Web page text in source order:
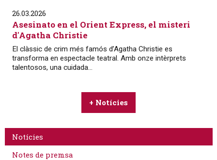
26.03.2026
Asesinato en el Orient Express, el misteri
d'Agatha Christie
El clàssic de crim més famós d’Agatha Christie es
transforma en espectacle teatral. Amb onze intèrprets
talentosos, una cuidada...
+ Notícies
Notícies
Notes de premsa